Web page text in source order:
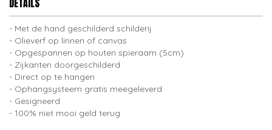
DETAILS
Met de hand geschilderd schilderij
Olieverf op linnen of canvas
Opgespannen op houten spieraam (5cm)
Zijkanten doorgeschilderd
Direct op te hangen
Ophangsysteem gratis meegeleverd
Gesigneerd
100% niet mooi geld terug